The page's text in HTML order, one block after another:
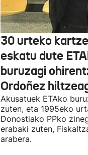
30 urteko
eskatu dute
buruzagi
Ordoñez
Akusatuek ETAko
zuten, eta 1995eko
Donostiako PPko
erabaki zuten,
arabera.